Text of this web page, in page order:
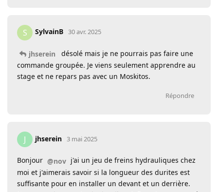
S SylvainB 30 avr. 2025
jhserein
désolé mais je ne pourrais pas faire une
commande groupée. Je viens seulement apprendre au
stage et ne repars pas avec un Moskitos.
Répondre
J jhserein 3 mai 2025
Bonjour @nov j'ai un jeu de freins hydrauliques chez
moi et j'aimerais savoir si la longueur des durites est
suffisante pour en installer un devant et un derrière.